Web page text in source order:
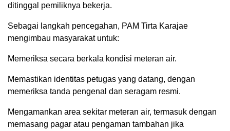
ditinggal pemiliknya bekerja.
Sebagai langkah pencegahan, PAM Tirta Karajae
mengimbau masyarakat untuk:
Memeriksa secara berkala kondisi meteran air.
Memastikan identitas petugas yang datang, dengan
memeriksa tanda pengenal dan seragam resmi.
Mengamankan area sekitar meteran air, termasuk dengan
memasang pagar atau pengaman tambahan jika